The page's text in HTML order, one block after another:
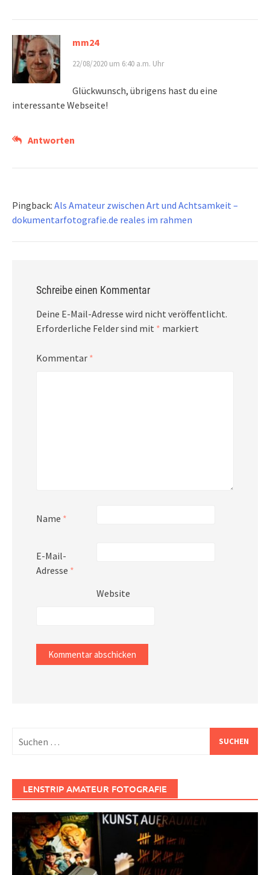
mm24
22/08/2020 um 6:40 a.m. Uhr
Glückwunsch, übrigens hast du eine
interessante Webseite!
Antworten
Pingback: Als Amateur zwischen Art und Achtsamkeit –
dokumentarfotografie.de reales im rahmen
Schreibe einen Kommentar
Deine E-Mail-Adresse wird nicht veröffentlicht.
Erforderliche Felder sind mit * markiert
Kommentar *
Name *
E-Mail-
Adresse *
Website
nach:
LENSTRIP AMATEUR FOTOGRAFIE